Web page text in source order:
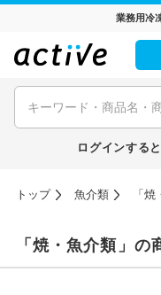
業務用冷
ログインする
トップ 魚介類 「
「焼・魚介類」の